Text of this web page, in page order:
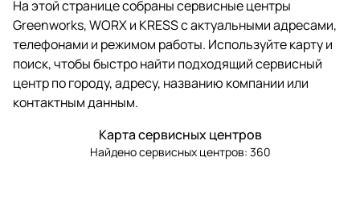
На этой странице собраны сервисные центры
Greenworks, WORX и KRESS с актуальными адресами,
телефонами и режимом работы. Используйте карту и
поиск, чтобы быстро найти подходящий сервисный
центр по городу, адресу, названию компании или
контактным данным.
Карта сервисных центров
Найдено сервисных центров: 360